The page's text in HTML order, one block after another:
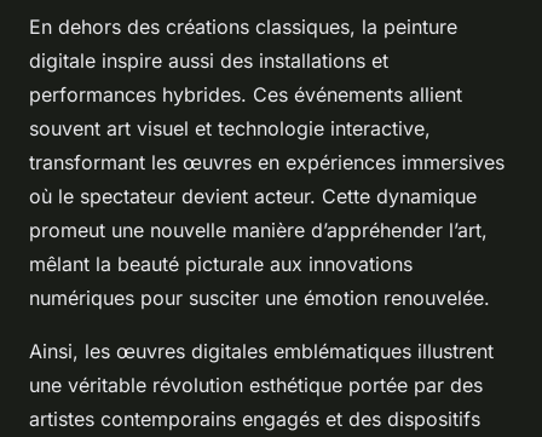
En dehors des créations classiques, la peinture
digitale inspire aussi des installations et
performances hybrides. Ces événements allient
souvent art visuel et technologie interactive,
transformant les œuvres en expériences immersives
où le spectateur devient acteur. Cette dynamique
promeut une nouvelle manière d’appréhender l’art,
mêlant la beauté picturale aux innovations
numériques pour susciter une émotion renouvelée.
Ainsi, les œuvres digitales emblématiques illustrent
une véritable révolution esthétique portée par des
artistes contemporains engagés et des dispositifs